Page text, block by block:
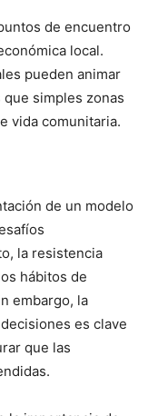
de encuentro
local.
pueden animar
simples zonas
vida comunitaria.
de un modelo
la resistencia
hábitos de
embargo, la
es clave
que las